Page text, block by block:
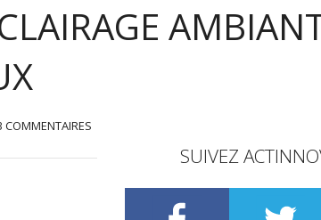
COMMENTAIRES
SUIVEZ